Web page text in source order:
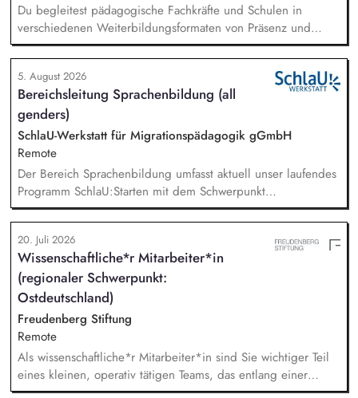
Du begleitest pädagogische Fachkräfte und Schulen in
verschiedenen Weiterbildungsformaten von Präsenz und
Online-Workshops bis hin zu pädogischen Tagen und erstellst
Online-Selbstlernkurse für unsere Plattform schlau-lernen.org.
Die inhaltlichen Schwerpunkte liegen dabei auf den
Bereichen Lesen lernen, Mehrsprachigkeitsbewusstsein und
Alphabetisierung in der Grundschule.
5. August 2026
Bereichsleitung Sprachenbildung (all
genders)
SchlaU-Werkstatt für Migrationspädagogik gGmbH
Remote
Der Bereich Sprachenbildung umfasst aktuell unser laufendes
Programm SchlaU:Starten mit dem Schwerpunkt
"Alphabetisierung in DaZ für die Grundschule" sowie
zukünftig weitere auf Unterrichtsmaterial bezogene Projekte
mit den Schwerpunkten sprachensensibles und
rassismuskritisches Deutschlernen von der Grundschule bis in
die Berufliche Bildung. Der Bereich Sprachenbildung
entwickelt in seinen Projekten dazu zielgruppengerechte und
innovative Unterrichtsmaterialien und begleitet pädagogische
Fachkräfte mit daran angeschlossenen
Weiterbildungsangeboten online wie offline.
20. Juli 2026
Wissenschaftliche*r Mitarbeiter*in
(regionaler Schwerpunkt:
Ostdeutschland)
Freudenberg Stiftung
Remote
Als wissenschaftliche*r Mitarbeiter*in sind Sie wichtiger Teil
eines kleinen, operativ tätigen Teams, das entlang einer
klaren Programmatik langfristig soziale Innovation